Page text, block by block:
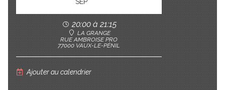
20:00 à 21:15
LA GRANGE
RUE AMBROISE PRO
77000 VAUX-LE-PÉNIL
Ajouter au calendrier